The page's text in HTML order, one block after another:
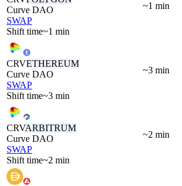
Curve DAO
SWAP
Shift time~1 min
~1 min
CRVETHEREUM
Curve DAO
SWAP
Shift time~3 min
~3 min
CRVARBITRUM
Curve DAO
SWAP
Shift time~2 min
~2 min